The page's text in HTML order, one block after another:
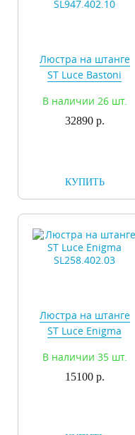
Люстра на штанге
ST Luce Bastoni
В наличии 26 шт.
32890 р.
КУПИТЬ
Люстра на штанге
ST Luce Enigma
В наличии 35 шт.
15100 р.